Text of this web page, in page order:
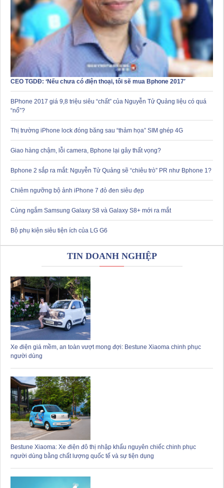
CEO TGDĐ: ‘Nếu chưa có điện thoại, tôi sẽ mua Bphone 2017′
BPhone 2017 giá 9,8 triệu siêu “chất” của Nguyễn Tử Quảng liệu có quá
“nổ”?
Thị trường iPhone lock đóng băng sau “thảm họa” SIM ghép 4G
Giao hàng chậm, lỗi camera, Bphone lại gây thất vọng?
Bphone 2 sắp ra mắt: Nguyễn Tử Quảng sẽ “chiêu trò” PR như Bphone 1?
Chiêm ngưỡng bộ ảnh iPhone 7 đỏ đen siêu đẹp
Cùng ngắm Samsung Galaxy S8 và Galaxy S8+ mới ra mắt
Bộ phụ kiện siêu tiện ích của LG G6
TIN DOANH NGHIỆP
Xe điện giá mềm, an toàn vượt mong đợi: Bestune Xiaoma chinh phục
người dùng
Bestune Xiaoma: Xe điện đô thị nhập khẩu nguyên chiếc chinh phục
người dùng bằng chất lượng quốc tế và sự tiện dụng